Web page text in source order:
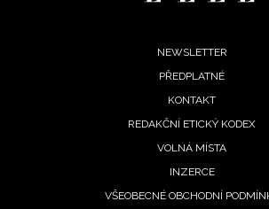
potvrzujete, že jste se seznámili se
- BurdaMedia
Vašimi údaji pracovat zejména k
NEWSLETTER
PŘEDPLATNÉ
KONTAKT
REDAKČNÍ ETICKÝ KODEX
VOLNÁ MÍSTA
INZERCE
VŠEOBECNÉ OBCHODNÍ